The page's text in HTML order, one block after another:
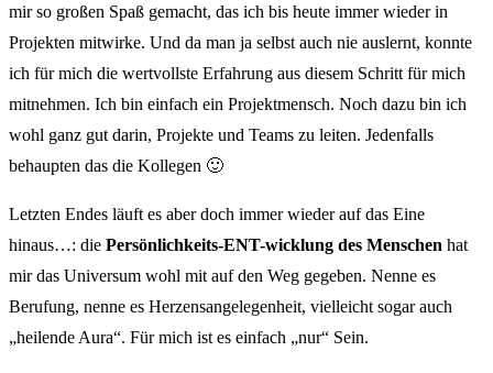
mir so großen Spaß gemacht, das ich bis heute immer wieder in
Projekten mitwirke. Und da man ja selbst auch nie auslernt, konnte
ich für mich die wertvollste Erfahrung aus diesem Schritt für mich
mitnehmen. Ich bin einfach ein Projektmensch. Noch dazu bin ich
wohl ganz gut darin, Projekte und Teams zu leiten. Jedenfalls
behaupten das die Kollegen 🙂
Letzten Endes läuft es aber doch immer wieder auf das Eine
hinaus…: die Persönlichkeits-ENT-wicklung des Menschen hat
mir das Universum wohl mit auf den Weg gegeben. Nenne es
Berufung, nenne es Herzensangelegenheit, vielleicht sogar auch
„heilende Aura“. Für mich ist es einfach „nur“ Sein.